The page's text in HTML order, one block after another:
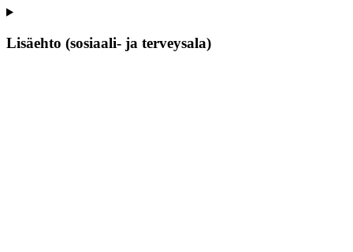
Lisäehto (sosiaali- ja terveysala)